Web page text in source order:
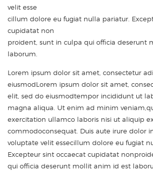
velit esse
cillum dolore eu fugiat nulla pariatur.
cupidatat non
proident, sunt in culpa qui officia deserunt
laborum.
Lorem ipsum dolor sit amet, consectetur
eiusmodLorem ipsum dolor sit amet,
elit, sed do eiusmodtempor incididunt ut
magna aliqua. Ut enim ad minim
exercitation ullamco laboris nisi ut aliquip
commodoconsequat. Duis aute irure dolor
voluptate velit essecillum dolore eu fugiat
Excepteur sint occaecat cupidatat
qui officia deserunt mollit anim id est